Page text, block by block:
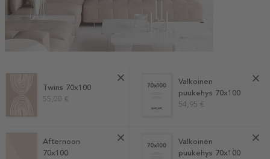
Twins 70x100
55,00 €
Valkoinen
puukehys 70x100
54,95 €
Afternoon
70x100
Valkoinen
puukehys 70x100